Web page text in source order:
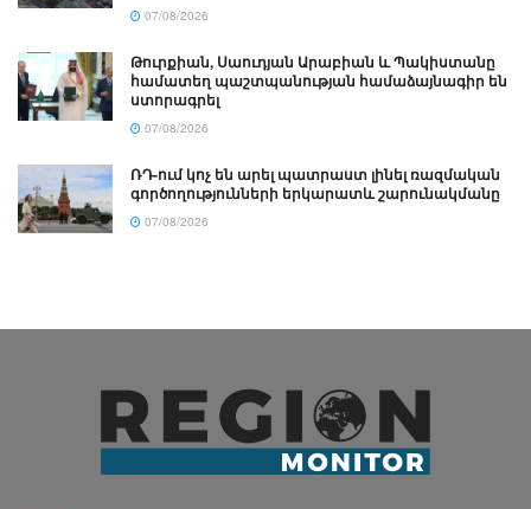
07/08/2026
Թուրքիան, Սաուդյան Արաբիան և Պակիստանը
համատեղ պաշտպանության համաձայնագիր են
ստորագրել
07/08/2026
ՌԴ-ում կոչ են արել պատրաստ լինել ռազմական
գործողությունների երկարատև շարունակմանը
07/08/2026